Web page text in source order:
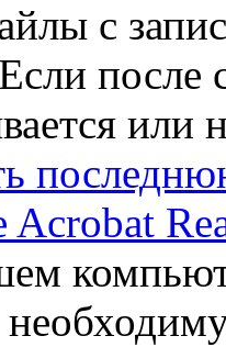
с
после
или
Acrobat